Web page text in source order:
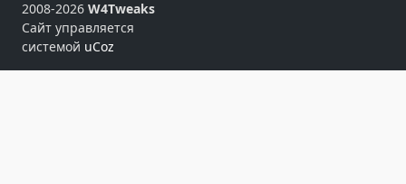
2008-2026 W4Tweaks
Сайт управляется
системой uCoz